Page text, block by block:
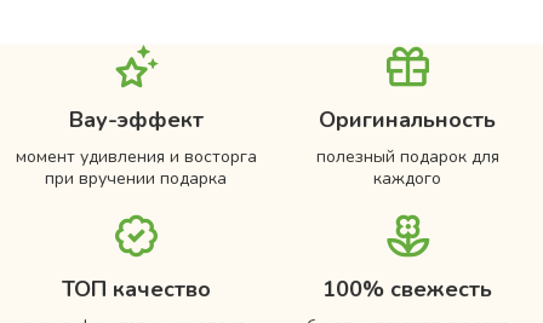
Вау-эффект
момент удивления и восторга
при вручении подарка
Оригинальность
полезный подарок для
каждого
ТОП качество 100% свежесть